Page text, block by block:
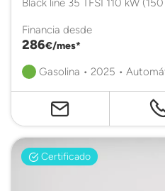
Financia desde
286€/mes*
Gasolina • 2025 •
Certificado